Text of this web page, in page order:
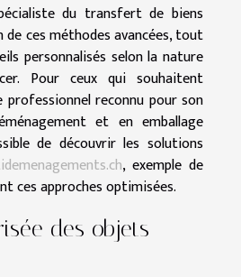
du transfert de biens
ces méthodes avancées, tout
personnalisés selon la nature
Pour ceux qui souhaitent
reconnu pour son
et en emballage
de découvrir les solutions
, exemple de
ces approches optimisées.
des objets